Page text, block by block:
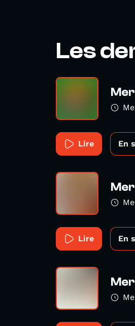
Les
Lire En
Lire En